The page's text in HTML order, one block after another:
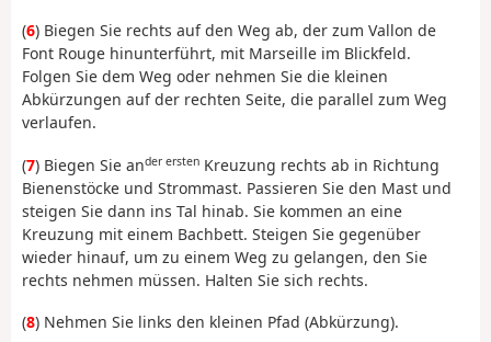
(6) Biegen Sie rechts auf den Weg ab, der zum Vallon de
Font Rouge hinunterführt, mit Marseille im Blickfeld.
Folgen Sie dem Weg oder nehmen Sie die kleinen
Abkürzungen auf der rechten Seite, die parallel zum Weg
verlaufen.
(7) Biegen Sie ander ersten Kreuzung rechts ab in Richtung
Bienenstöcke und Strommast. Passieren Sie den Mast und
steigen Sie dann ins Tal hinab. Sie kommen an eine
Kreuzung mit einem Bachbett. Steigen Sie gegenüber
wieder hinauf, um zu einem Weg zu gelangen, den Sie
rechts nehmen müssen. Halten Sie sich rechts.
(8) Nehmen Sie links den kleinen Pfad (Abkürzung).